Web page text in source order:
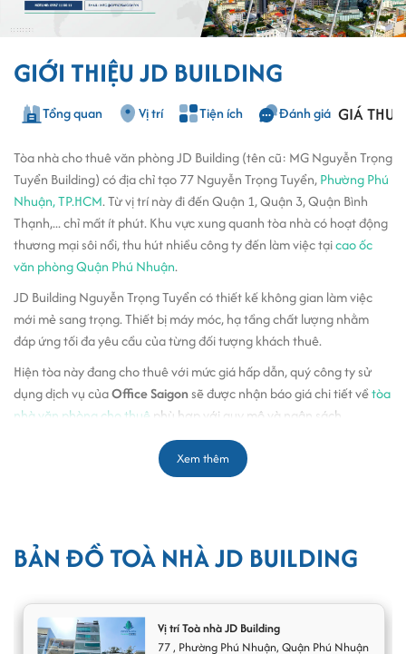
GIỚI THIỆU JD BUILDING
Tổng quan Vị trí Tiện ích Đánh giá GIÁ
Tòa nhà cho thuê văn phòng JD Building (tên cũ: MG Nguyễn Trọng
Tuyển Building) có địa chỉ tạo 77 Nguyễn Trọng Tuyển,Phường Phú
Nhuận, TP.HCM. Từ vị trí này đi đến Quận 1, Quận 3, Quận Bình
Thạnh,... chỉ mất ít phút. Khu vực xung quanh tòa nhà có hoạt động
thương mại sôi nổi, thu hút nhiều công ty đến làm việc tạicao ốc
văn phòng Quận Phú Nhuận.
JD Building Nguyễn Trọng Tuyển có thiết kế không gian làm việc
mới mẻ sang trọng. Thiết bị máy móc, hạ tầng chất lượng nhằm
đáp ứng tối đa yêu cầu của từng đối tượng khách thuê.
Hiện tòa này đang cho thuê với mức giá hấp dẫn, quý công ty sử
dụng dịch vụ củaOffice Saigon sẽ được nhận báo giá chi tiết vềtòa
nhà văn phòng cho thuê phù hợp với quy mô và ngân sách.
Thiết kế, quy mô và kết cấu tòa nhà JD
và thanh kim loại bảo vệ. Hệ thống kính cách âm, cách nhiệt tốt,
mang đến tầm nhìn view trung tâm thành phố.
Xem thêm
BẢN ĐỒ TOÀ NHÀ JD BUILDING
Vị trí Toà nhà JD Building
77, Phường Phú Nhuận, Quận Phú Nhuận